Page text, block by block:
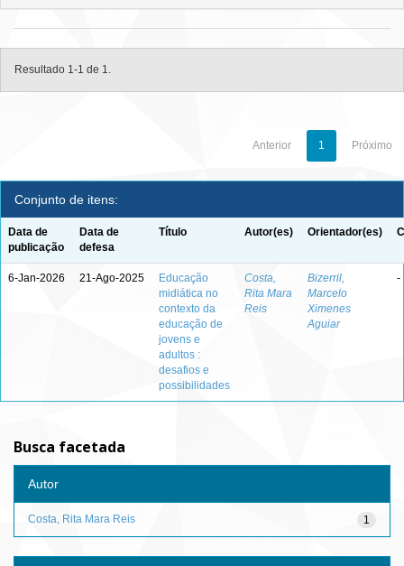
Resultado 1-1 de 1.
Anterior 1 Próximo
Conjunto de itens:
Data de
publicação
Data de
defesa
Título Autor(es) Orientador(es)
6-Jan-2026 21-Ago-2025
Educação
midiática no
contexto da
educação de
jovens e
adultos :
desafios e
possibilidades
Costa,
Rita Mara
Reis
Bizerril,
Marcelo
Ximenes
Aguiar
-
Busca facetada
Autor
1
Costa, Rita Mara Reis